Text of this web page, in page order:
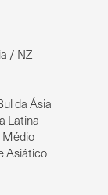
/ NZ
da Ásia
Latina
Médio
Asiático